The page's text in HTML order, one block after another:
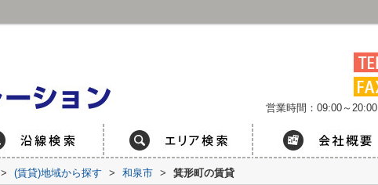
営業時間：09:00～20:00
> (賃貸)地域から探す > 和泉市 > 箕形町の賃貸